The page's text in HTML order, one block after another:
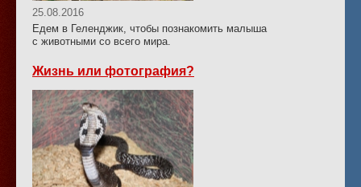
25.08.2016
Едем в Геленджик, чтобы познакомить малыша
с животными со всего мира.
Жизнь или фотография?